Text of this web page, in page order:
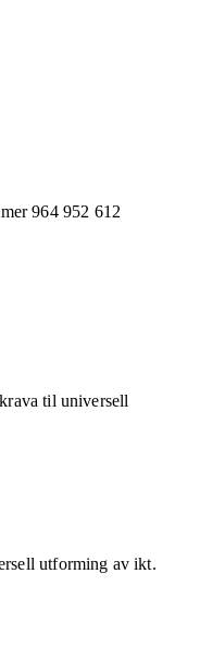
964 952 612
til universell
utforming av ikt.